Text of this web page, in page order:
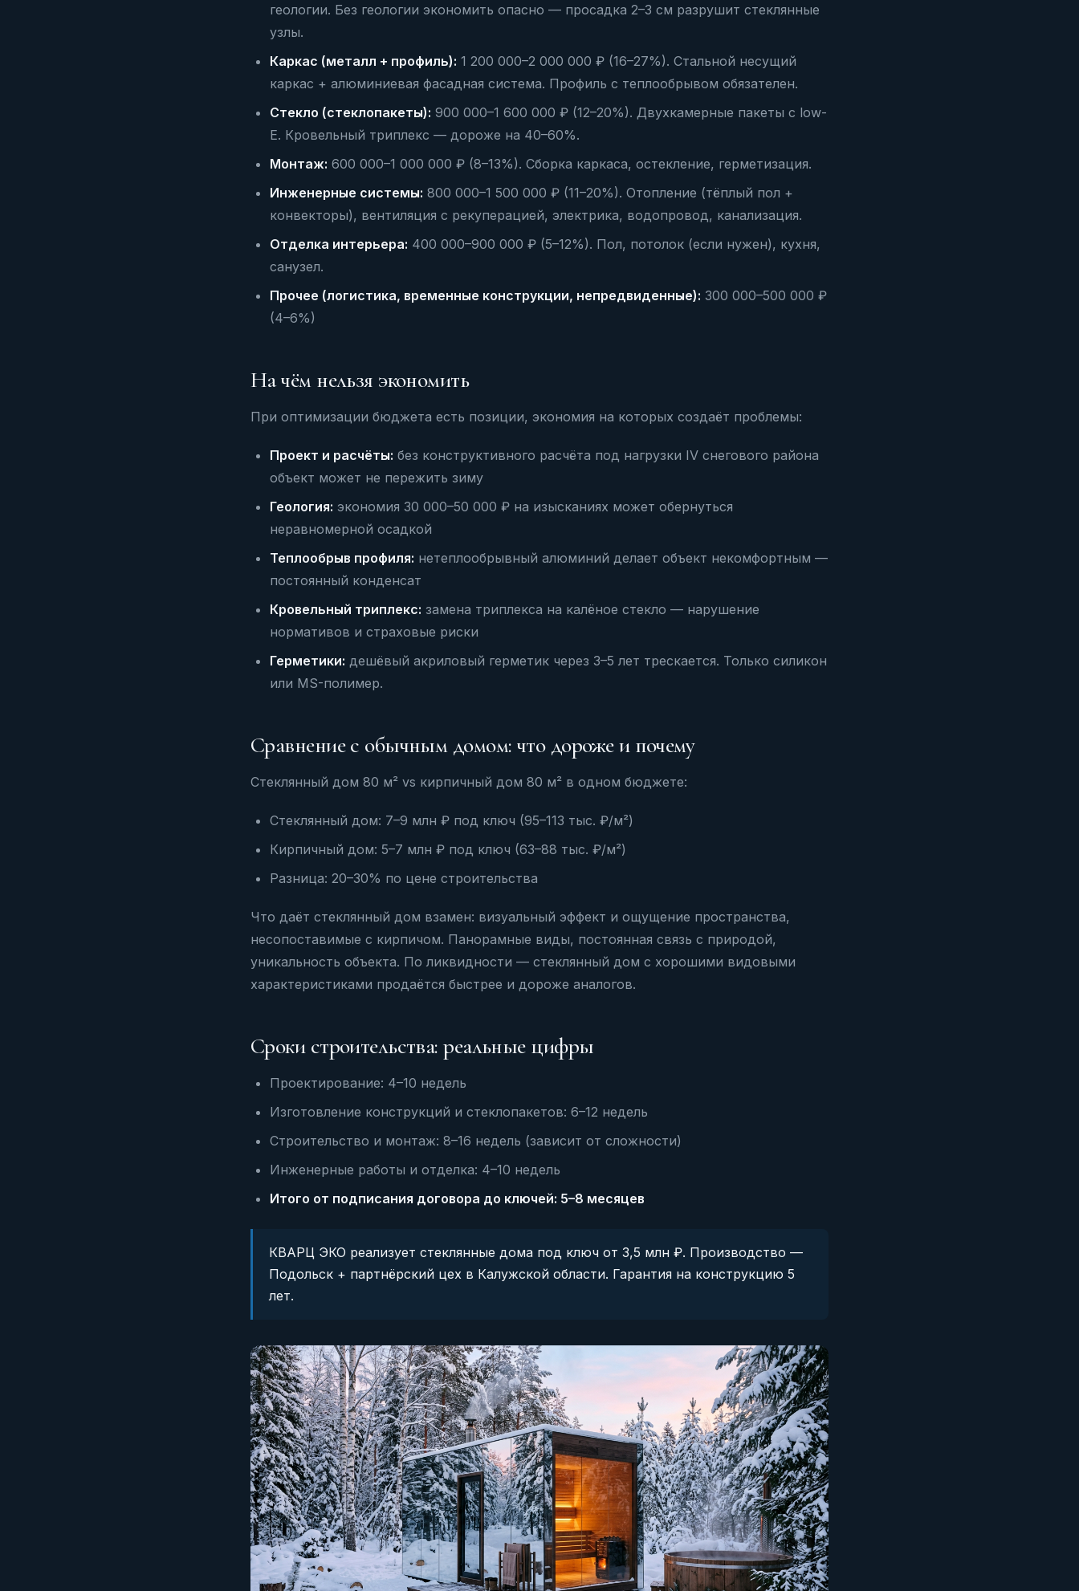
геологии. Без геологии экономить опасно — просадка 2–3 см разрушит стеклянные
узлы.
Каркас (металл + профиль): 1 200 000–2 000 000 ₽ (16–27%). Стальной несущий
каркас + алюминиевая фасадная система. Профиль с теплообрывом обязателен.
Стекло (стеклопакеты): 900 000–1 600 000 ₽ (12–20%). Двухкамерные пакеты с low-
E. Кровельный триплекс — дороже на 40–60%.
Монтаж: 600 000–1 000 000 ₽ (8–13%). Сборка каркаса, остекление, герметизация.
Инженерные системы: 800 000–1 500 000 ₽ (11–20%). Отопление (тёплый пол +
конвекторы), вентиляция с рекуперацией, электрика, водопровод, канализация.
Отделка интерьера: 400 000–900 000 ₽ (5–12%). Пол, потолок (если нужен), кухня,
санузел.
Прочее (логистика, временные конструкции, непредвиденные): 300 000–500 000 ₽
(4–6%)
На чём нельзя экономить
При оптимизации бюджета есть позиции, экономия на которых создаёт проблемы:
Проект и расчёты: без конструктивного расчёта под нагрузки IV снегового района
объект может не пережить зиму
Геология: экономия 30 000–50 000 ₽ на изысканиях может обернуться
неравномерной осадкой
Теплообрыв профиля: нетеплообрывный алюминий делает объект некомфортным —
постоянный конденсат
Кровельный триплекс: замена триплекса на калёное стекло — нарушение
нормативов и страховые риски
Герметики: дешёвый акриловый герметик через 3–5 лет трескается. Только силикон
или MS-полимер.
Сравнение с обычным домом: что дороже и почему
Стеклянный дом 80 м² vs кирпичный дом 80 м² в одном бюджете:
Стеклянный дом: 7–9 млн ₽ под ключ (95–113 тыс. ₽/м²)
Кирпичный дом: 5–7 млн ₽ под ключ (63–88 тыс. ₽/м²)
Разница: 20–30% по цене строительства
Что даёт стеклянный дом взамен: визуальный эффект и ощущение пространства,
несопоставимые с кирпичом. Панорамные виды, постоянная связь с природой,
уникальность объекта. По ликвидности — стеклянный дом с хорошими видовыми
характеристиками продаётся быстрее и дороже аналогов.
Сроки строительства: реальные цифры
Проектирование: 4–10 недель
Изготовление конструкций и стеклопакетов: 6–12 недель
Строительство и монтаж: 8–16 недель (зависит от сложности)
Инженерные работы и отделка: 4–10 недель
Итого от подписания договора до ключей: 5–8 месяцев
КВАРЦ ЭКО реализует стеклянные дома под ключ от 3,5 млн ₽. Производство —
Подольск + партнёрский цех в Калужской области. Гарантия на конструкцию 5
лет.